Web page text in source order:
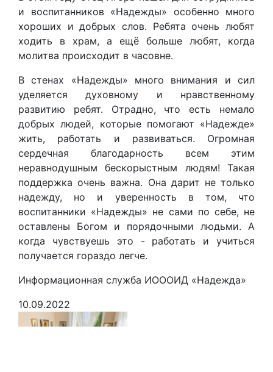
и воспитанников «Надежды» особенно много
хороших и добрых слов. Ребята очень любят
ходить в храм, а ещё больше любят, когда
молитва происходит в часовне.
В стенах «Надежды» много внимания и сил
уделяется духовному и нравственному
развитию ребят. Отрадно, что есть немало
добрых людей, которые помогают «Надежде»
жить, работать и развиваться. Огромная
сердечная благодарность всем этим
неравнодушным бескорыстным людям! Такая
поддержка очень важна. Она дарит не только
надежду, но и уверенность в том, что
воспитанники «Надежды» не сами по себе, не
оставлены Богом и порядочными людьми. А
когда чувствуешь это - работать и учиться
получается гораздо легче.
Информационная служба ИОООИД «Надежда»
10.09.2022